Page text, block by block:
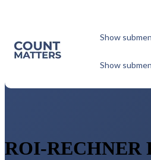
Show
Show
ROI-RECHNER